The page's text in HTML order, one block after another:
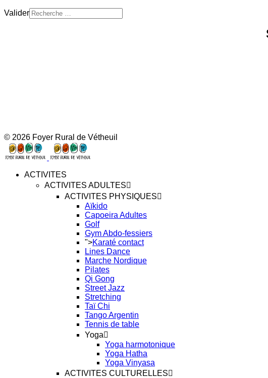
Valider
© 2026 Foyer Rural de Vétheuil
ACTIVITES
ACTIVITES ADULTES
ACTIVITES PHYSIQUES
Aïkido
Capoeira Adultes
Golf
Gym Abdo-fessiers
">Karaté contact
Lines Dance
Marche Nordique
Pilates
Qi Gong
Street Jazz
Stretching
Taï Chi
Tango Argentin
Tennis de table
Yoga
Yoga harmotonique
Yoga Hatha
Yoga Vinyasa
ACTIVITES CULTURELLES